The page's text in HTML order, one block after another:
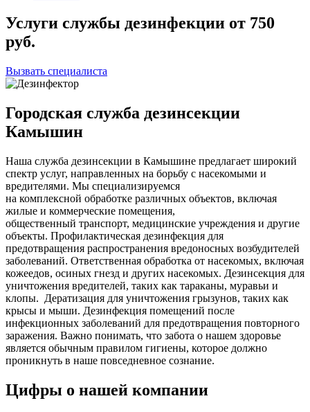
Услуги службы дезинфекции от 750
руб.
Вызвать специалиста
Городская служба дезинсекции
Камышин
Наша служба дезинсекции в Камышине предлагает широкий
спектр услуг, направленных на борьбу с насекомыми и
вредителями. Мы специализируемся
на комплексной обработке различных объектов, включая
жилые и коммерческие помещения,
общественный транспорт, медицинские учреждения и другие
объекты. Профилактическая дезинфекция для
предотвращения распространения вредоносных возбудителей
заболеваний. Ответственная обработка от насекомых, включая
кожеедов, осиных гнезд и других насекомых. Дезинсекция для
уничтожения вредителей, таких как тараканы, муравьи и
клопы. Дератизация для уничтожения грызунов, таких как
крысы и мыши. Дезинфекция помещений после
инфекционных заболеваний для предотвращения повторного
заражения. Важно понимать, что забота о нашем здоровье
является обычным правилом гигиены, которое должно
проникнуть в наше повседневное сознание.
Цифры о нашей компании